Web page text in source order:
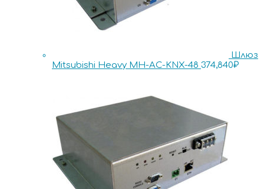
Шлюз
Mitsubishi Heavy MH-AC-KNX-48 374,840₽